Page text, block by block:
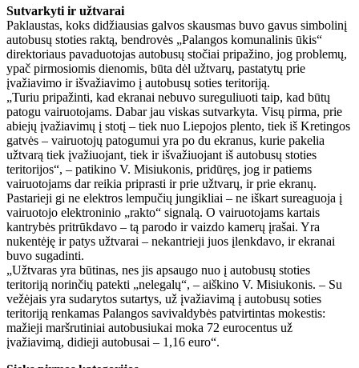
Sutvarkyti ir užtvarai
Paklaustas, koks didžiausias galvos skausmas buvo gavus simbolinį
autobusų stoties raktą, bendrovės „Palangos komunalinis ūkis“
direktoriaus pavaduotojas autobusų stočiai pripažino, jog problemų,
ypač pirmosiomis dienomis, būta dėl užtvarų, pastatytų prie
įvažiavimo ir išvažiavimo į autobusų soties teritoriją.
„Turiu pripažinti, kad ekranai nebuvo sureguliuoti taip, kad būtų
patogu vairuotojams. Dabar jau viskas sutvarkyta. Visų pirma, prie
abiejų įvažiavimų į stotį – tiek nuo Liepojos plento, tiek iš Kretingos
gatvės – vairuotojų patogumui yra po du ekranus, kurie pakelia
užtvarą tiek įvažiuojant, tiek ir išvažiuojant iš autobusų stoties
teritorijos“, – patikino V. Misiukonis, pridūręs, jog ir patiems
vairuotojams dar reikia priprasti ir prie užtvarų, ir prie ekranų.
Pastarieji gi ne elektros lempučių jungikliai – ne iškart sureaguoja į
vairuotojo elektroninio „rakto“ signalą. O vairuotojams kartais
kantrybės pritrūkdavo – tą parodo ir vaizdo kamerų įrašai. Yra
nukentėję ir patys užtvarai – nekantrieji juos įlenkdavo, ir ekranai
buvo sugadinti.
„Užtvaras yra būtinas, nes jis apsaugo nuo į autobusų stoties
teritoriją norinčių patekti „nelegalų“, – aiškino V. Misiukonis. – Su
vežėjais yra sudarytos sutartys, už įvažiavimą į autobusų soties
teritoriją renkamas Palangos savivaldybės patvirtintas mokestis:
mažieji maršrutiniai autobusiukai moka 72 eurocentus už
įvažiavimą, didieji autobusai – 1,16 euro“.